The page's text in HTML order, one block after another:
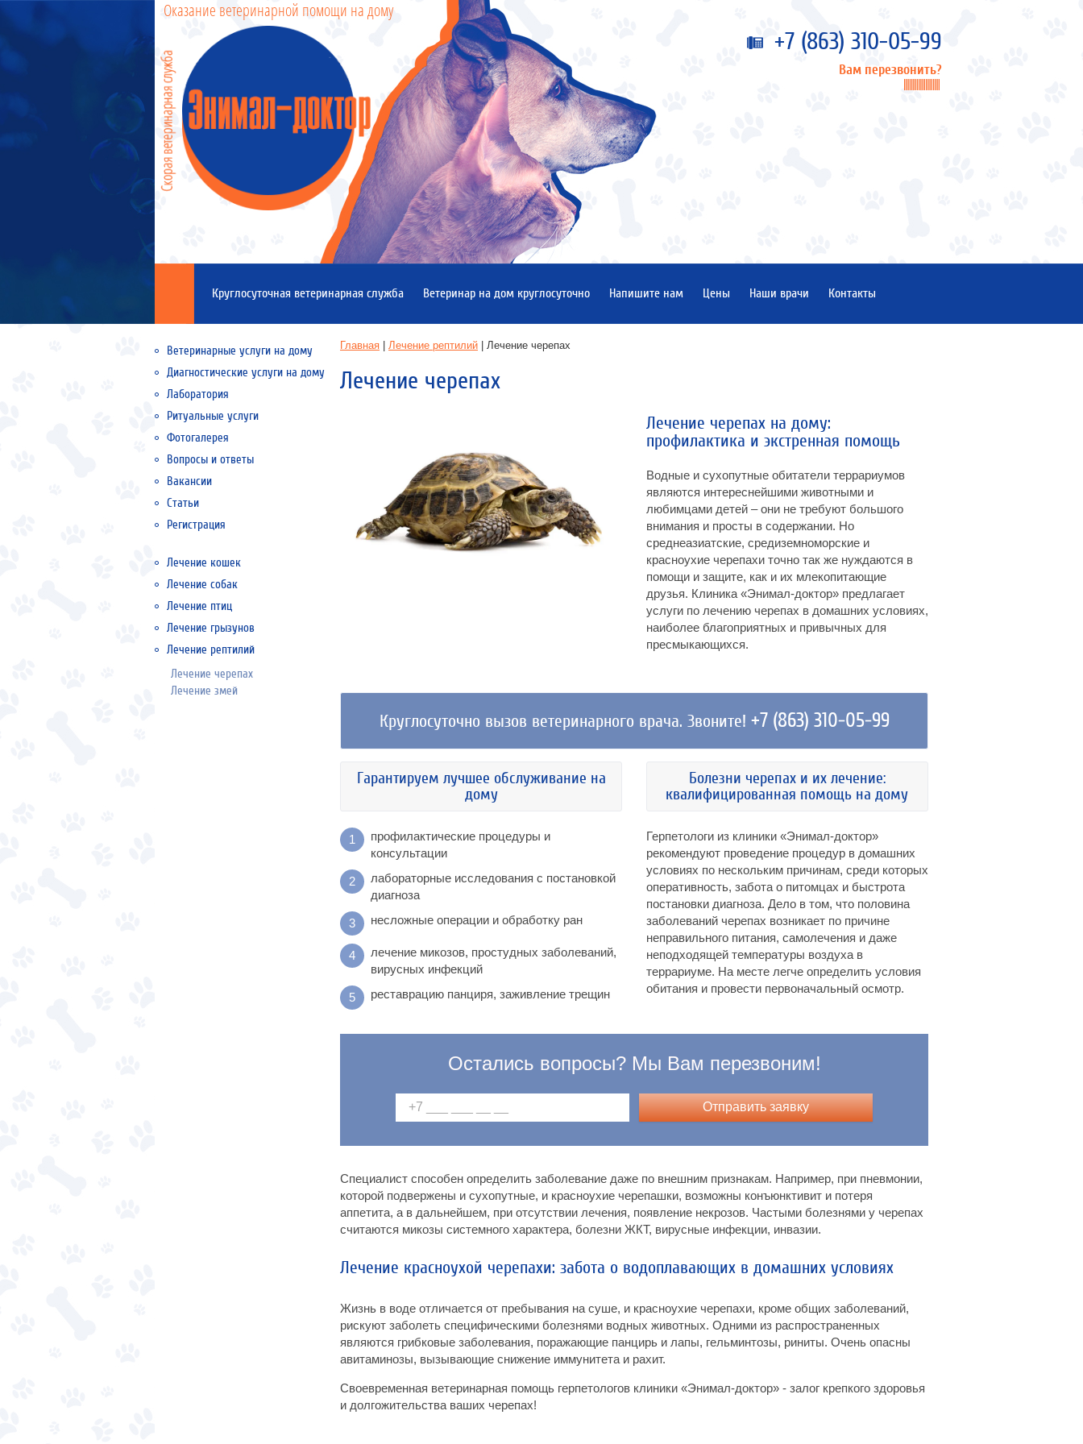
Оказание ветеринарной помощи на дому
+7 (863) 310-05-99
Вам перезвонить?
Круглосуточная ветеринарная служба Ветеринар на дом круглосуточно Напишите нам Цены Наши врачи Контакты
Ветеринарные услуги на дому
Диагностические услуги на дому
Лаборатория
Ритуальные услуги
Фотогалерея
Вопросы и ответы
Вакансии
Статьи
Регистрация
Лечение кошек
Лечение собак
Лечение птиц
Лечение грызунов
Лечение рептилий
Лечение черепах
Лечение змей
Главная Лечение рептилий Лечение черепах
Лечение черепах
Лечение черепах на дому:
профилактика и экстренная помощь
Водные и сухопутные обитатели террариумов
являются интереснейшими животными и
любимцами детей – они не требуют большого
внимания и просты в содержании. Но
среднеазиатские, средиземноморские и
красноухие черепахи точно так же нуждаются в
помощи и защите, как и их млекопитающие
друзья. Клиника «Энимал-доктор» предлагает
услуги по лечению черепах в домашних условиях,
наиболее благоприятных и привычных для
пресмыкающихся.
Круглосуточно вызов ветеринарного врача. Звоните! +7 (863) 310-05-99
Гарантируем лучшее обслуживание на
дому
1
профилактические процедуры и
консультации
2
лабораторные исследования с постановкой
диагноза
3 несложные операции и обработку ран
4
лечение микозов, простудных заболеваний,
вирусных инфекций
5 реставрацию панциря, заживление трещин
Болезни черепах и их лечение:
квалифицированная помощь на дому
Герпетологи из клиники «Энимал-доктор»
рекомендуют проведение процедур в домашних
условиях по нескольким причинам, среди которых
оперативность, забота о питомцах и быстрота
постановки диагноза. Дело в том, что половина
заболеваний черепах возникает по причине
неправильного питания, самолечения и даже
неподходящей температуры воздуха в
террариуме. На месте легче определить условия
обитания и провести первоначальный осмотр.
Остались вопросы? Мы Вам перезвоним!
Отправить заявку
Специалист способен определить заболевание даже по внешним признакам. Например, при пневмонии,
которой подвержены и сухопутные, и красноухие черепашки, возможны конъюнктивит и потеря
аппетита, а в дальнейшем, при отсутствии лечения, появление некрозов. Частыми болезнями у черепах
считаются микозы системного характера, болезни ЖКТ, вирусные инфекции, инвазии.
Лечение красноухой черепахи: забота о водоплавающих в домашних условиях
Жизнь в воде отличается от пребывания на суше, и красноухие черепахи, кроме общих заболеваний,
рискуют заболеть специфическими болезнями водных животных. Одними из распространенных
являются грибковые заболевания, поражающие панцирь и лапы, гельминтозы, риниты. Очень опасны
авитаминозы, вызывающие снижение иммунитета и рахит.
Своевременная ветеринарная помощь герпетологов клиники «Энимал-доктор» - залог крепкого здоровья
и долгожительства ваших черепах!